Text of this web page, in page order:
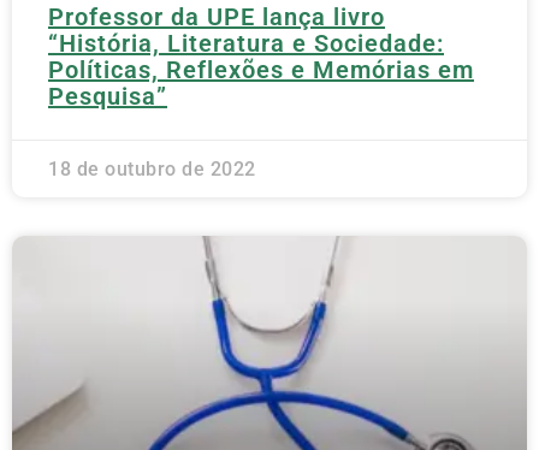
Professor da UPE lança livro
“História, Literatura e Sociedade:
Políticas, Reflexões e Memórias em
Pesquisa”
18 de outubro de 2022